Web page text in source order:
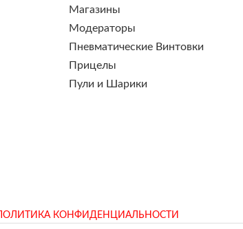
Магазины
Модераторы
Пневматические Винтовки
Прицелы
Пули и Шарики
ПОЛИТИКА КОНФИДЕНЦИАЛЬНОСТИ